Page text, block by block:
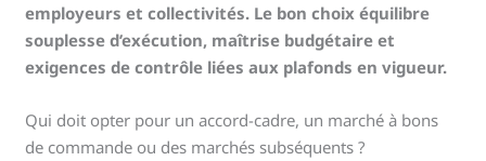
employeurs et collectivités. Le bon choix équilibre
souplesse d’exécution, maîtrise budgétaire et
exigences de contrôle liées aux plafonds en vigueur.
Qui doit opter pour un accord-cadre, un marché à bons
de commande ou des marchés subséquents ?